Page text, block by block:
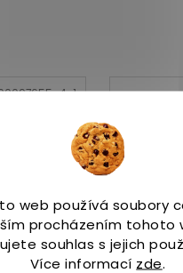
web používá soubory
procházením tohoto
souhlas s jejich
Více informací zde.